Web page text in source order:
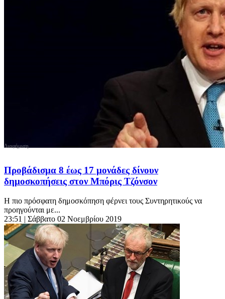
Προβάδισμα 8 έως 17 μονάδες δίνουν
δημοσκοπήσεις στον Μπόρις Τζόνσον
Η πιο πρόσφατη δημοσκόπηση φέρνει τους Συντηρητικούς να
προηγούνται με...
23:51 | Σάββατο 02 Νοεμβρίου 2019